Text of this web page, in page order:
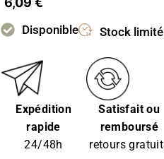
Disponible Stock limité
Expédition
rapide
24/48h
Satisfait ou
remboursé
retours